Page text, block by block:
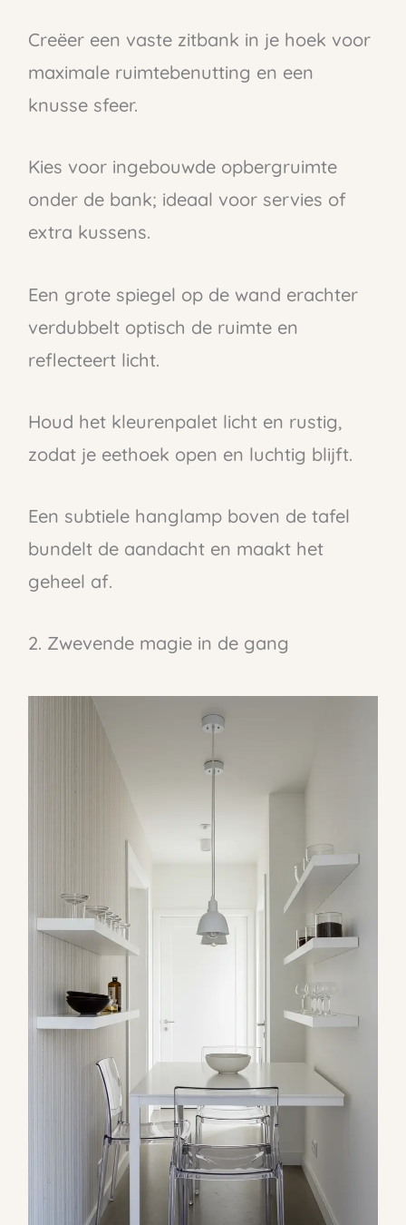
Creëer een vaste zitbank in je hoek voor
maximale ruimtebenutting en een
knusse sfeer.
Kies voor ingebouwde opbergruimte
onder de bank; ideaal voor servies of
extra kussens.
Een grote spiegel op de wand erachter
verdubbelt optisch de ruimte en
reflecteert licht.
Houd het kleurenpalet licht en rustig,
zodat je eethoek open en luchtig blijft.
Een subtiele hanglamp boven de tafel
bundelt de aandacht en maakt het
geheel af.
2. Zwevende magie in de gang